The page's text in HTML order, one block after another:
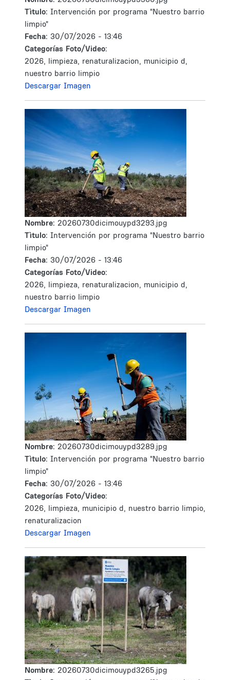
Tìtulo: Intervención por programa "Nuestro barrio
limpio"
Fecha: 30/07/2026 - 13:46
Categorías Foto/Video:
2026, limpieza, renaturalizacion, municipio d,
nuestro barrio limpio
Descargar Imagen
Nombre: 20260730dicimouypd3293.jpg
Tìtulo: Intervención por programa "Nuestro barrio
limpio"
Fecha: 30/07/2026 - 13:46
Categorías Foto/Video:
2026, limpieza, renaturalizacion, municipio d,
nuestro barrio limpio
Descargar Imagen
Nombre: 20260730dicimouypd3289.jpg
Tìtulo: Intervención por programa "Nuestro barrio
limpio"
Fecha: 30/07/2026 - 13:46
Categorías Foto/Video:
2026, limpieza, municipio d, nuestro barrio limpio,
renaturalizacion
Descargar Imagen
Nombre: 20260730dicimouypd3265.jpg